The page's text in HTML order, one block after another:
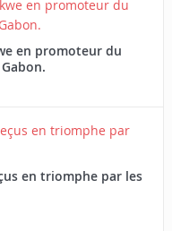
en promoteur du
en triomphe par les